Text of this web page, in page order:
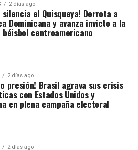
2 días ago
silencia el Quisqueya! Derrota a
Dominicana y avanza invicto a la
centroamericano
2 días ago
presión! Brasil agrava sus crisis
con Estados Unidos y
en plena campaña electoral
2 días ago